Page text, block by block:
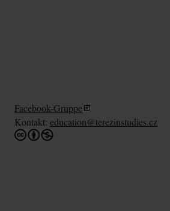
Facebook-Gruppe
Kontakt: education@terezinstudies.cz